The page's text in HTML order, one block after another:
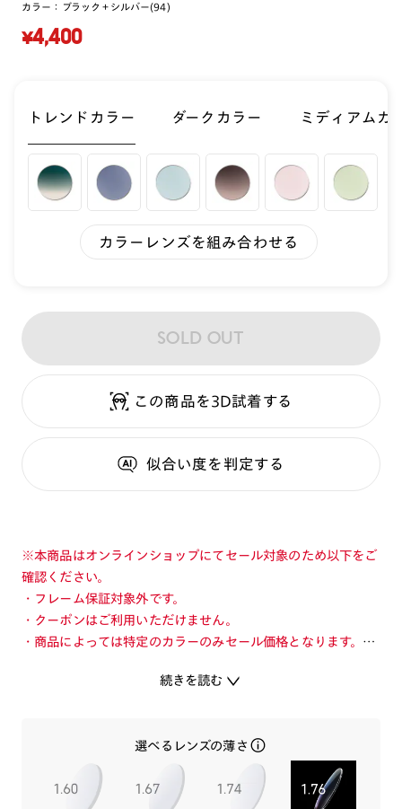
カラー： ブラック＋シルバー(94)
¥4,400
トレンドカラー ダークカラー ミディアムカ
カラーレンズを組み合わせる
SOLD OUT
この商品を3D試着する
似合い度を判定する
※本商品はオンラインショップにてセール対象のため以下をご
確認ください。
・フレーム保証対象外です。
・クーポンはご利用いただけません。
・商品によっては特定のカラーのみセール価格となります。カ
・店舗とオンラインショップで価格が異なる場合があります。
アイウエア黄金期、1950年代のアメリカで愛されたフレーム
を現代に復刻。
続きを読む
選べるレンズの薄さ